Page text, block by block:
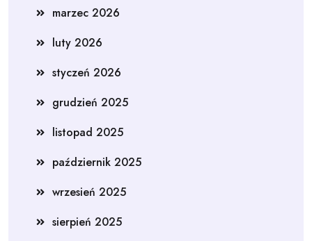
marzec 2026
luty 2026
styczeń 2026
grudzień 2025
listopad 2025
październik 2025
wrzesień 2025
sierpień 2025